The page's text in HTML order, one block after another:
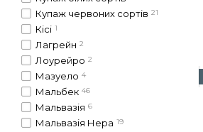
Купаж червоних сортів 21
Кісі 1
Лагрейн 2
Лоурейро 2
Мазуело 4
Мальбек 46
Мальвазія 6
Мальвазія Нера 19